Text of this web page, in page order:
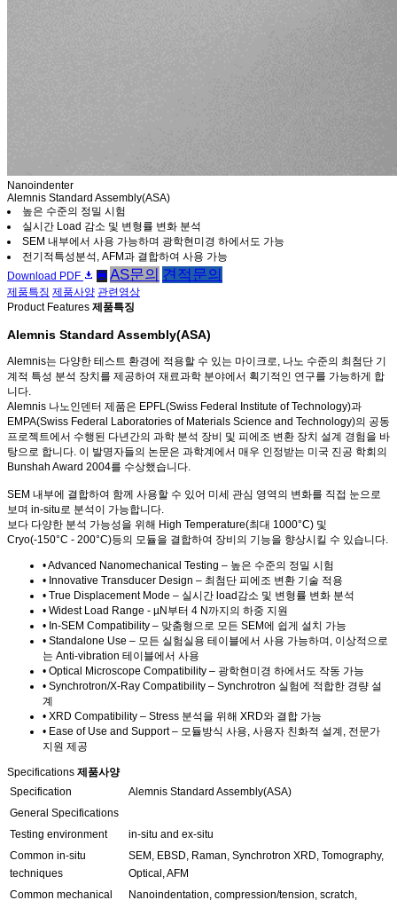
Nanoindenter
Alemnis Standard Assembly(ASA)
높은 수준의 정밀 시험
실시간 Load 감소 및 변형률 변화 분석
SEM 내부에서 사용 가능하며 광학현미경 하에서도 가능
전기적특성분석, AFM과 결합하여 사용 가능
Download PDF
AS문의 견적문의
제품특징 제품사양 관련영상
Product Features 제품특징
Alemnis Standard Assembly(ASA)
Alemnis는 다양한 테스트 환경에 적용할 수 있는 마이크로, 나노 수준의 최첨단 기
계적 특성 분석 장치를 제공하여 재료과학 분야에서 획기적인 연구를 가능하게 합
니다.
Alemnis 나노인덴터 제품은 EPFL(Swiss Federal Institute of Technology)과
EMPA(Swiss Federal Laboratories of Materials Science and Technology)의 공동
프로젝트에서 수행된 다년간의 과학 분석 장비 및 피에조 변환 장치 설계 경험을 바
탕으로 합니다. 이 발명자들의 논문은 과학계에서 매우 인정받는 미국 진공 학회의
Bunshah Award 2004를 수상했습니다.
SEM 내부에 결합하여 함께 사용할 수 있어 미세 관심 영역의 변화를 직접 눈으로
보며 in-situ로 분석이 가능합니다.
보다 다양한 분석 가능성을 위해 High Temperature(최대 1000°C) 및
Cryo(-150°C - 200°C)등의 모듈을 결합하여 장비의 기능을 향상시킬 수 있습니다.
• Advanced Nanomechanical Testing – 높은 수준의 정밀 시험
• Innovative Transducer Design – 최첨단 피에조 변환 기술 적용
• True Displacement Mode – 실시간 load감소 및 변형률 변화 분석
• Widest Load Range - µN부터 4 N까지의 하중 지원
• In-SEM Compatibility – 맞춤형으로 모든 SEM에 쉽게 설치 가능
• Standalone Use – 모든 실험실용 테이블에서 사용 가능하며, 이상적으로
는 Anti-vibration 테이블에서 사용
• Optical Microscope Compatibility – 광학현미경 하에서도 작동 가능
• Synchrotron/X-Ray Compatibility – Synchrotron 실험에 적합한 경량 설
계
• XRD Compatibility – Stress 분석을 위해 XRD와 결합 가능
• Ease of Use and Support – 모듈방식 사용, 사용자 친화적 설계, 전문가
지원 제공
Specifications 제품사양
Specification
Alemnis Standard Assembly(ASA)
General Specifications
Testing environment
in-situ and ex-situ
Common in-situ
techniques
SEM, EBSD, Raman, Synchrotron XRD, Tomography,
Optical, AFM
Common mechanical
Nanoindentation, compression/tension, scratch,